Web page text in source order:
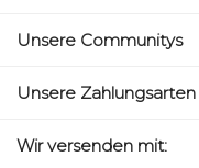
Unsere Communitys
Unsere Zahlungsarten
Wir versenden mit: